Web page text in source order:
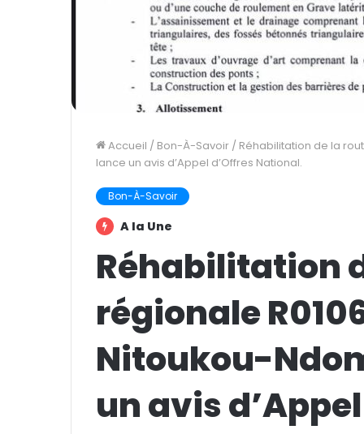
Accueil / Bon-À-Savoir / Réhabilitation de la
lance un avis d’Appel d’Offres National.
Bon-À-Savoir
A la Une
Réhabilitation
régionale
Nitoukou-
un avis